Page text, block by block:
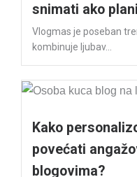
snimati ako
Vlogmas je poseban
kombinuje ljubav...
Kako
povećati
blogovima?